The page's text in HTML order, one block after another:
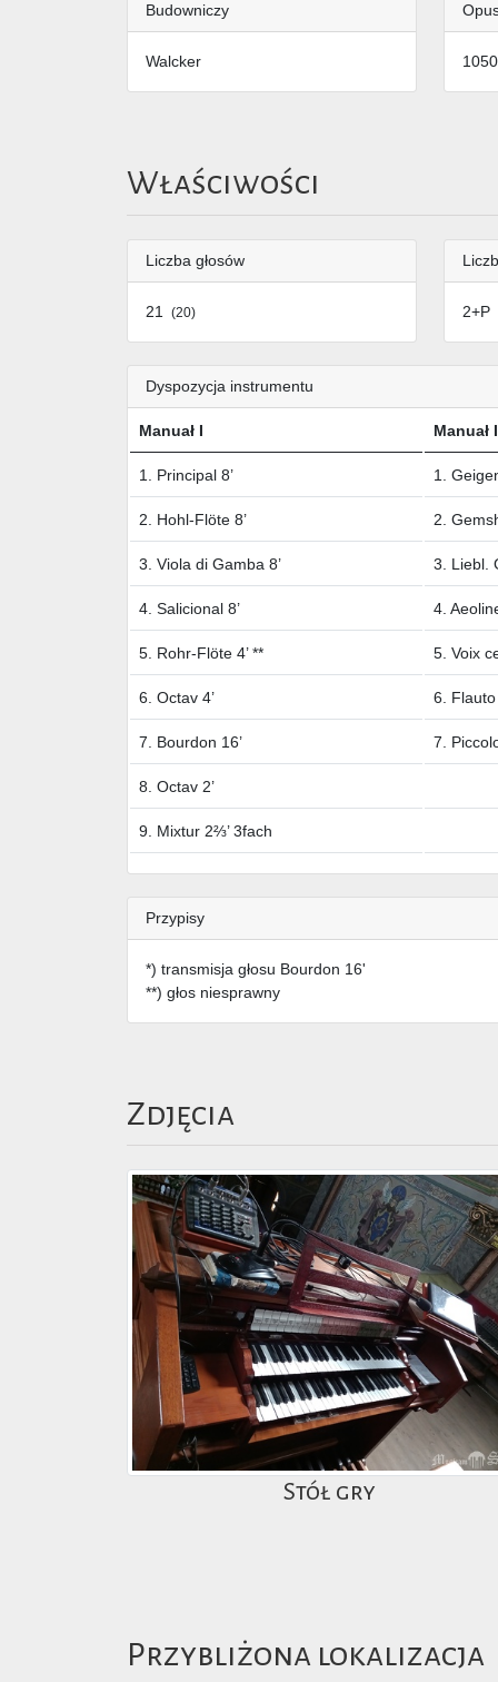
Budowniczy
Walcker 1050
Właściwości
Liczba głosów
21 (20) 2+P
Dyspozycja instrumentu
Manuał I Manuał
1. Principal 8’ 1.
2. Hohl-Flöte 8’ 2.
3. Viola di Gamba 8’ 3. Liebl.
4. Salicional 8’ 4.
5. Rohr-Flöte 4’ ** 5. Voix
6. Octav 4’ 6. Flauto
7. Bourdon 16’ 7.
8. Octav 2’
9. Mixtur 2⅔’ 3fach
Przypisy
*) transmisja głosu Bourdon 16'
**) głos niesprawny
Zdjęcia
Stół gry
Przybliżona lokalizacja